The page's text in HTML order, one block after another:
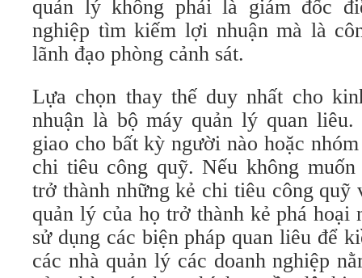
quản lý không phải là giám đốc
nghiệp tìm kiếm lợi nhuận mà là
lãnh đạo phòng cảnh sát.
Lựa chọn thay thế duy nhất cho
nhuận là bộ máy quản lý quan liêu.
giao cho bất kỳ người nào hoặc
chi tiêu công quỹ. Nếu không
trở thành những kẻ chi tiêu công quỹ
quản lý của họ trở thành kẻ phá hoại
sử dụng các biện pháp quan liêu để
các nhà quản lý các doanh nghiệp